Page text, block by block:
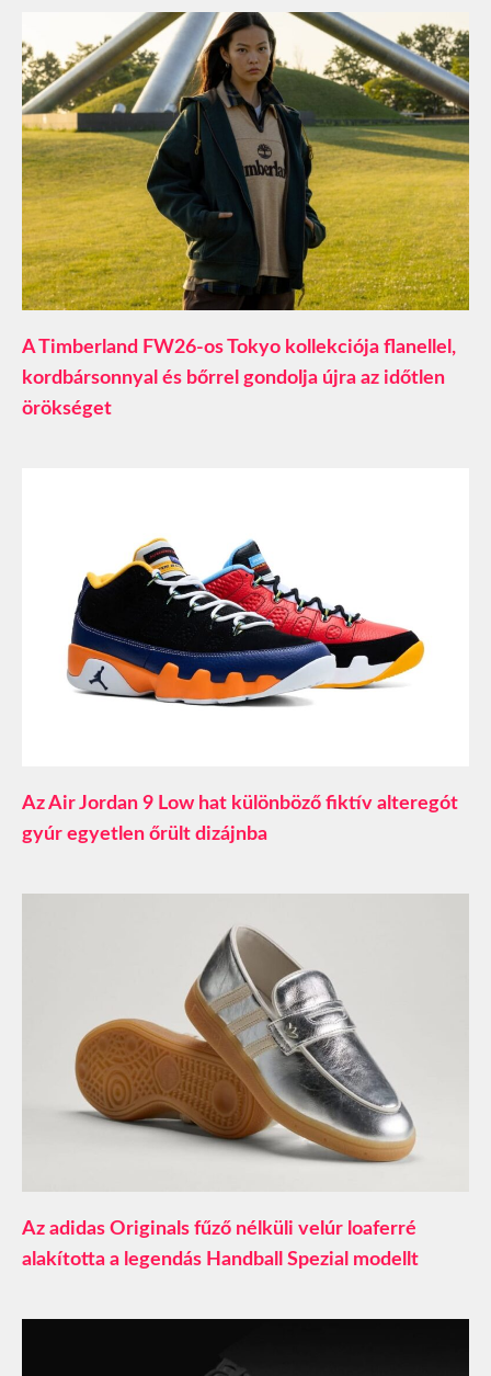
A Timberland FW26-os Tokyo kollekciója flanellel,
kordbársonnyal és bőrrel gondolja újra az időtlen
örökséget
Az Air Jordan 9 Low hat különböző fiktív alteregót
gyúr egyetlen őrült dizájnba
Az adidas Originals fűző nélküli velúr loaferré
alakította a legendás Handball Spezial modellt